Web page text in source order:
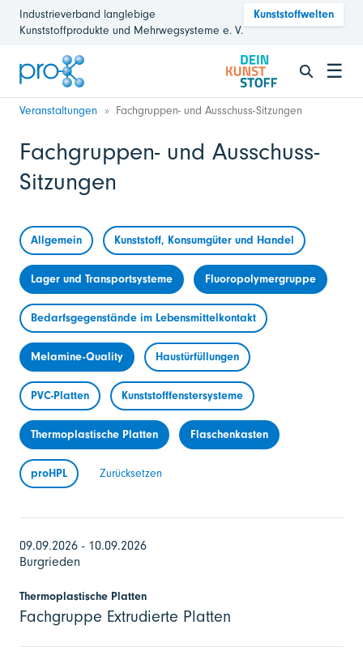
Industrieverband langlebige
Kunststoffprodukte und Mehrwegsysteme e. V.
Kunststoffwelten
☰
Veranstaltungen Fachgruppen- und Ausschuss-Sitzungen
Fachgruppen- und Ausschuss-
Sitzungen
Allgemein Kunststoff, Konsumgüter und Handel
Lager und Transportsysteme Fluoropolymergruppe
Bedarfsgegenstände im Lebensmittelkontakt
Melamine-Quality Haustürfüllungen
PVC-Platten Kunststofffenstersysteme
Thermoplastische Platten Flaschenkasten
proHPL Zurücksetzen
09.09.2026 - 10.09.2026
Burgrieden
Thermoplastische Platten
Fachgruppe Extrudierte Platten